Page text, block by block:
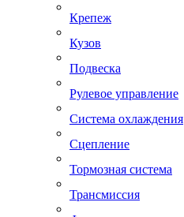
Крепеж
Кузов
Подвеска
Рулевое управление
Система охлаждения
Сцепление
Тормозная система
Трансмиссия